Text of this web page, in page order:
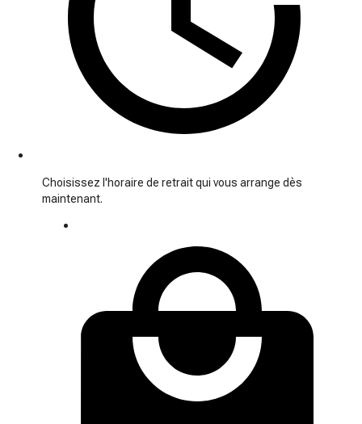
Choisissez l'horaire de retrait qui vous arrange dès
maintenant.